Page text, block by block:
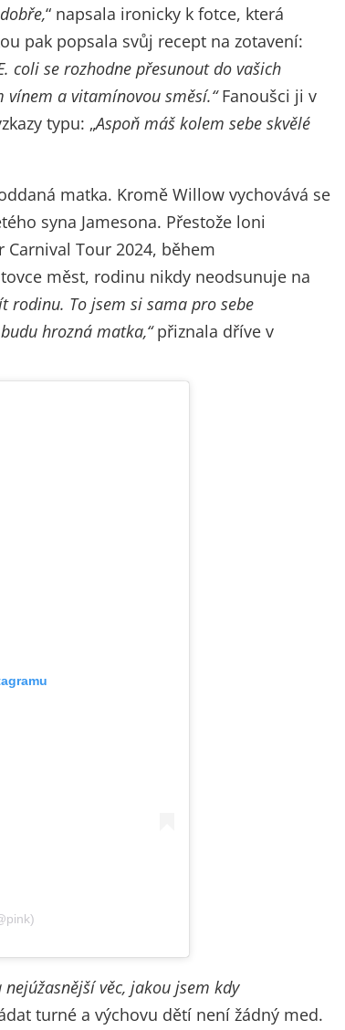
“ napsala ironicky k fotce, která
pak popsala svůj recept na zotavení:
coli se rozhodne přesunout do vašich
vínem a vitamínovou směsí.“Fanoušci ji v
typu: „Aspoň máš kolem sebe skvělé
matka. Kromě Willow vychovává se
syna Jamesona. Přestože loni
Tour 2024, během
měst, rodinu nikdy neodsunuje na
rodinu. To jsem si sama pro sebe
hrozná matka,“přiznala dříve v
věc, jakou jsem kdy
turné a výchovu dětí není žádný med.